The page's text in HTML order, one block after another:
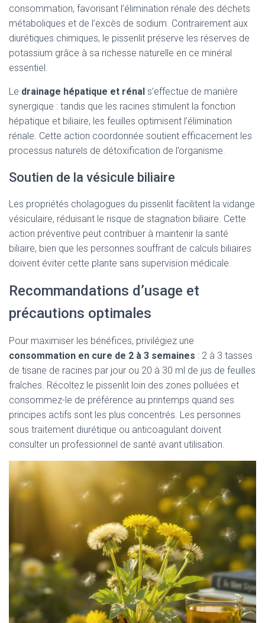
consommation, favorisant l’élimination rénale des déchets
métaboliques et de l’excès de sodium. Contrairement aux
diurétiques chimiques, le pissenlit préserve les réserves de
potassium grâce à sa richesse naturelle en ce minéral
essentiel.
Le drainage hépatique et rénal s’effectue de manière
synergique : tandis que les racines stimulent la fonction
hépatique et biliaire, les feuilles optimisent l’élimination
rénale. Cette action coordonnée soutient efficacement les
processus naturels de détoxification de l’organisme.
Soutien de la vésicule biliaire
Les propriétés cholagogues du pissenlit facilitent la vidange
vésiculaire, réduisant le risque de stagnation biliaire. Cette
action préventive peut contribuer à maintenir la santé
biliaire, bien que les personnes souffrant de calculs biliaires
doivent éviter cette plante sans supervision médicale.
Recommandations d’usage et
précautions optimales
Pour maximiser les bénéfices, privilégiez une
consommation en cure de 2 à 3 semaines : 2 à 3 tasses
de tisane de racines par jour ou 20 à 30 ml de jus de feuilles
fraîches. Récoltez le pissenlit loin des zones polluées et
consommez-le de préférence au printemps quand ses
principes actifs sont les plus concentrés. Les personnes
sous traitement diurétique ou anticoagulant doivent
consulter un professionnel de santé avant utilisation.